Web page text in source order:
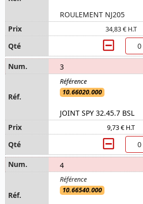
ROULEMENT NJ205
34,83 € H.T
3
10.66020.000
JOINT SPY 32.45.7 BSL
9,73 € H.T
4
10.66540.000